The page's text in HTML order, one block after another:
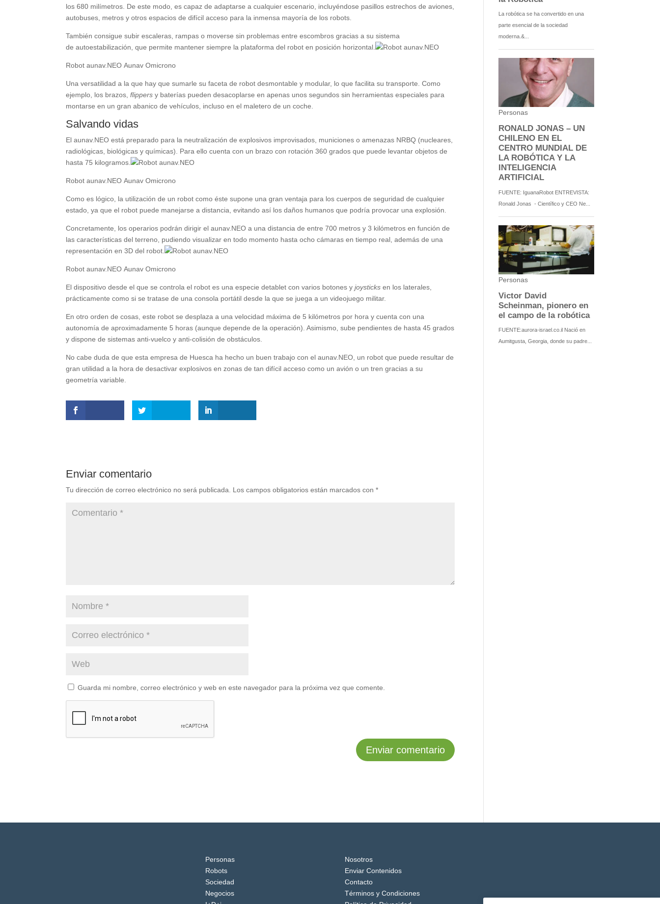
los 680 milímetros. De este modo, es capaz de adaptarse a cualquier escenario, incluyéndose pasillos estrechos de aviones,
autobuses, metros y otros espacios de difícil acceso para la inmensa mayoría de los robots.
También consigue subir escaleras, rampas o moverse sin problemas entre escombros gracias a su sistema
de autoestabilización, que permite mantener siempre la plataforma del robot en posición horizontal.
Robot aunav.NEO Aunav Omicrono
Una versatilidad a la que hay que sumarle su faceta de robot desmontable y modular, lo que facilita su transporte. Como
ejemplo, los brazos,flippers y baterías pueden desacoplarse en apenas unos segundos sin herramientas especiales para
montarse en un gran abanico de vehículos, incluso en el maletero de un coche.
Salvando vidas
El aunav.NEO está preparado para la neutralización de explosivos improvisados, municiones o amenazas NRBQ (nucleares,
radiológicas, biológicas y químicas). Para ello cuenta con un brazo con rotación 360 grados que puede levantar objetos de
hasta 75 kilogramos.
Robot aunav.NEO Aunav Omicrono
Como es lógico, la utilización de un robot como éste supone una gran ventaja para los cuerpos de seguridad de cualquier
estado, ya que el robot puede manejarse a distancia, evitando así los daños humanos que podría provocar una explosión.
Concretamente, los operarios podrán dirigir el aunav.NEO a una distancia de entre 700 metros y 3 kilómetros en función de
las características del terreno, pudiendo visualizar en todo momento hasta ocho cámaras en tiempo real, además de una
representación en 3D del robot.
Robot aunav.NEO Aunav Omicrono
El dispositivo desde el que se controla el robot es una especie detablet con varios botones yjoysticks en los laterales,
prácticamente como si se tratase de una consola portátil desde la que se juega a un videojuego militar.
En otro orden de cosas, este robot se desplaza a una velocidad máxima de 5 kilómetros por hora y cuenta con una
autonomía de aproximadamente 5 horas (aunque depende de la operación). Asimismo, sube pendientes de hasta 45 grados
y dispone de sistemas anti-vuelco y anti-colisión de obstáculos.
No cabe duda de que esta empresa de Huesca ha hecho un buen trabajo con el aunav.NEO, un robot que puede resultar de
gran utilidad a la hora de desactivar explosivos en zonas de tan difícil acceso como un avión o un tren gracias a su
geometría variable.
Enviar comentario
Tu dirección de correo electrónico no será publicada. Los campos obligatorios están marcados con*
Guarda mi nombre, correo electrónico y web en este navegador para la próxima vez que comente.
Personas
Robots
Sociedad
Negocios
Nosotros
Enviar Contenidos
Contacto
Términos y Condiciones